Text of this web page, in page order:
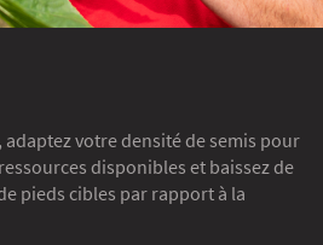
votre densité de semis pour
disponibles et baissez de
pieds cibles par rapport à la